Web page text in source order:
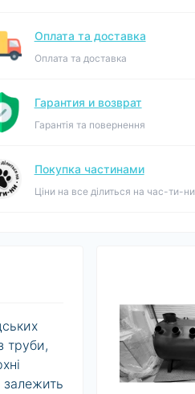
Оплата та доставка
Оплата та доставка
Гарантия и возврат
Гарантія та повернення
Покупка частинами
Ціни на все ділиться на час-ти-ни
труби,
залежить